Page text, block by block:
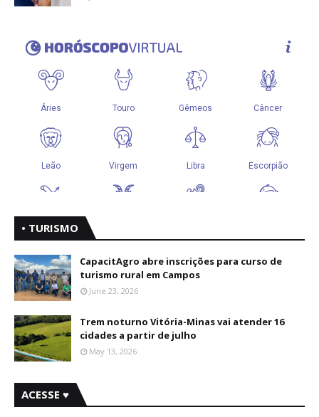
• TURISMO
CapacitAgro abre inscrições para curso de
turismo rural em Campos
June 23, 2026
Trem noturno Vitória-Minas vai atender 16
cidades a partir de julho
May 13, 2026
ACESSE ♥